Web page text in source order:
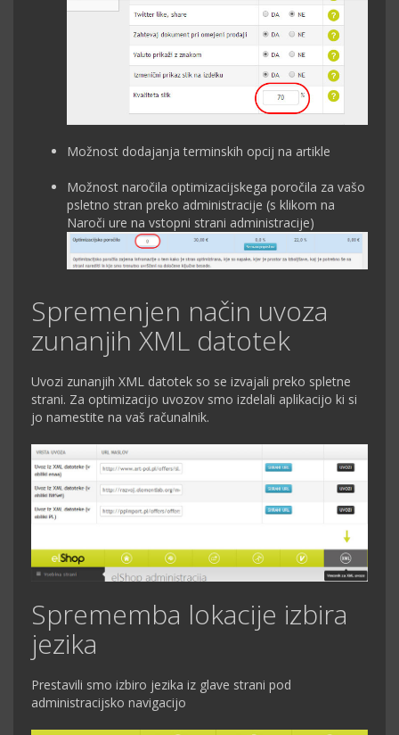
Možnost dodajanja terminskih opcij na artikle
Možnost naročila optimizacijskega poročila za vašo
psletno stran preko administracije (s klikom na
Naroči ure na vstopni strani administracije)
Spremenjen način uvoza
zunanjih XML datotek
Uvozi zunanjih XML datotek so se izvajali preko spletne
strani. Za optimizacijo uvozov smo izdelali aplikacijo ki si
jo namestite na vaš računalnik.
Sprememba lokacije izbira
jezika
Prestavili smo izbiro jezika iz glave strani pod
administracijsko navigacijo